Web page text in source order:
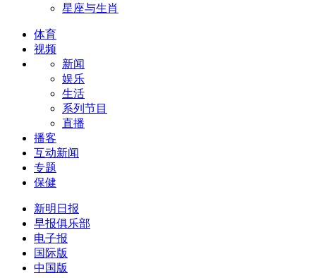
星座与生肖
体育
视频
新闻
娱乐
生活
系列节目
直播
播客
互动新闻
专题
保健
新明日报
早报俱乐部
电子报
国际版
中国版